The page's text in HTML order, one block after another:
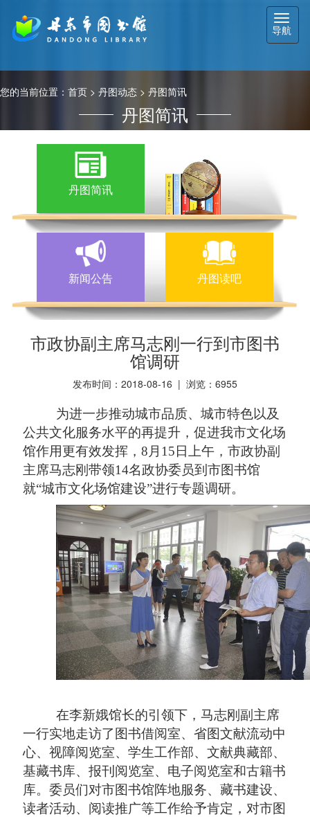
切
换
导
导航
您的当前位置： 首页 > 丹图动态 > 丹图简讯
丹图简讯
丹图简讯
新闻公告 丹图读吧
市政协副主席马志刚一行到市图书
馆调研
发布时间：2018-08-16 | 浏览： 6955
为进一步推动城市品质、城市特色以及
公共文化服务水平的再提升，促进我市文化场
馆作用更有效发挥， 8月15日上午，市政协副
主席马志刚带领14名政协委员到市图书馆
就“城市文化场馆建设”进行专题调研。
在李新娥馆长的引领下，马志刚副主席
一行实地走访了图书借阅室、省图文献流动中
心、视障阅览室、学生工作部、文献典藏部、
基藏书库、报刊阅览室、电子阅览室和古籍书
库。委员们对市图书馆阵地服务、藏书建设、
读者活动、阅读推广等工作给予肯定，对市图